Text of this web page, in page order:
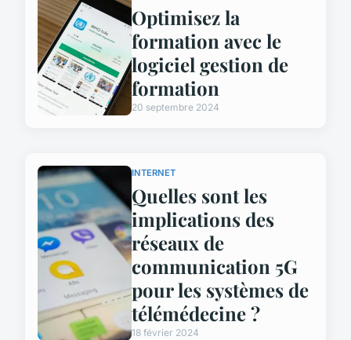
Optimisez la
formation avec le
logiciel gestion de
formation
20 septembre 2024
INTERNET
Quelles sont les
implications des
réseaux de
communication 5G
pour les systèmes de
télémédecine ?
18 février 2024